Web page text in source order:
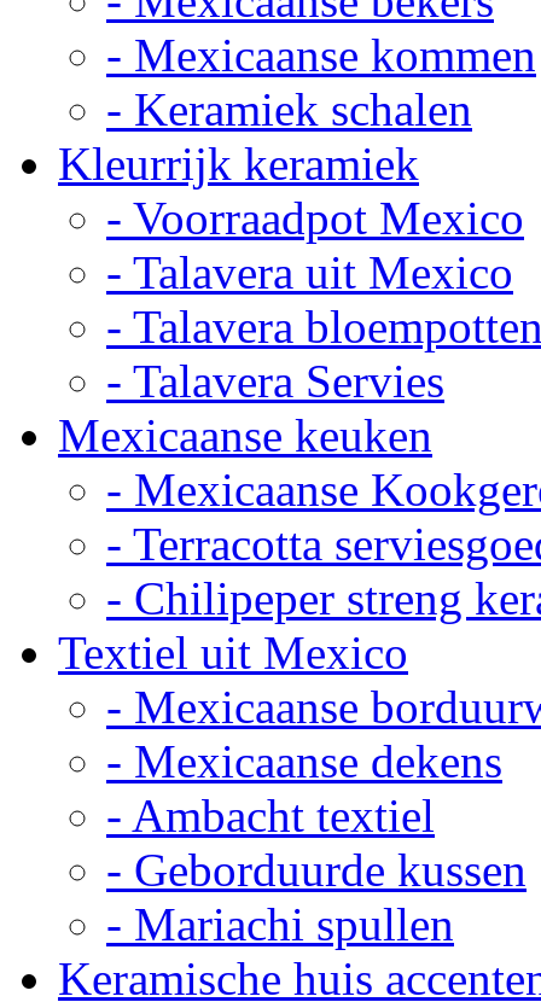
- Mexicaanse kommen
- Keramiek schalen
Kleurrijk keramiek
- Voorraadpot Mexico
- Talavera uit Mexico
- Talavera
- Talavera Servies
Mexicaanse keuken
- Mexicaanse
- Terracotta
- Chilipeper streng
Textiel uit Mexico
- Mexicaanse
- Mexicaanse dekens
- Ambacht textiel
- Geborduurde kussen
- Mariachi spullen
Keramische huis